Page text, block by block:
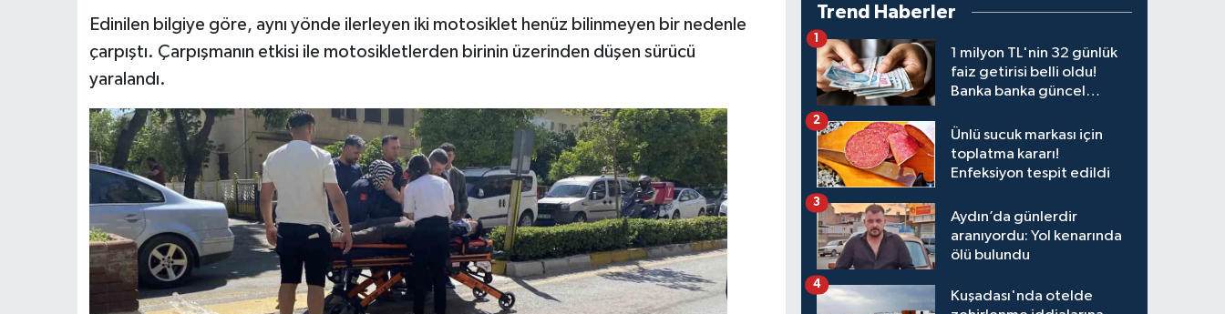
Edinilen bilgiye göre, aynı yönde ilerleyen iki motosiklet henüz bilinmeyen bir nedenle
çarpıştı. Çarpışmanın etkisi ile motosikletlerden birinin üzerinden düşen sürücü
yaralandı.
Trend Haberler
1 milyon TL'nin 32 günlük
faiz getirisi belli oldu!
Banka banka güncel
1
Ünlü sucuk markası için
toplatma kararı!
Enfeksiyon tespit edildi
2
Aydın’da günlerdir
aranıyordu: Yol kenarında
ölü bulundu
3
Kuşadası'nda otelde
4